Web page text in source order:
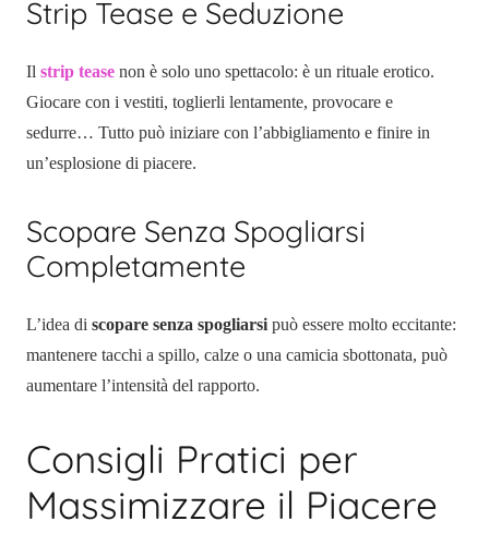
Strip Tease e Seduzione
Il strip tease non è solo uno spettacolo: è un rituale erotico.
Giocare con i vestiti, toglierli lentamente, provocare e
sedurre… Tutto può iniziare con l’abbigliamento e finire in
un’esplosione di piacere.
Scopare Senza Spogliarsi
Completamente
L’idea di scopare senza spogliarsi può essere molto eccitante:
mantenere tacchi a spillo, calze o una camicia sbottonata, può
aumentare l’intensità del rapporto.
Consigli Pratici per
Massimizzare il Piacere